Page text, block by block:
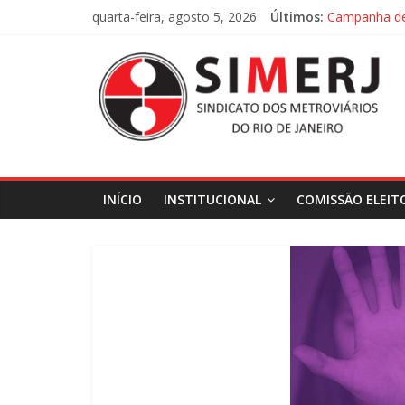
quarta-feira, agosto 5, 2026 Últimos: Campanha
SIMERJ
–
Sindicato
dos
Metroviários
INÍCIO INSTITUCIONAL COMISSÃO